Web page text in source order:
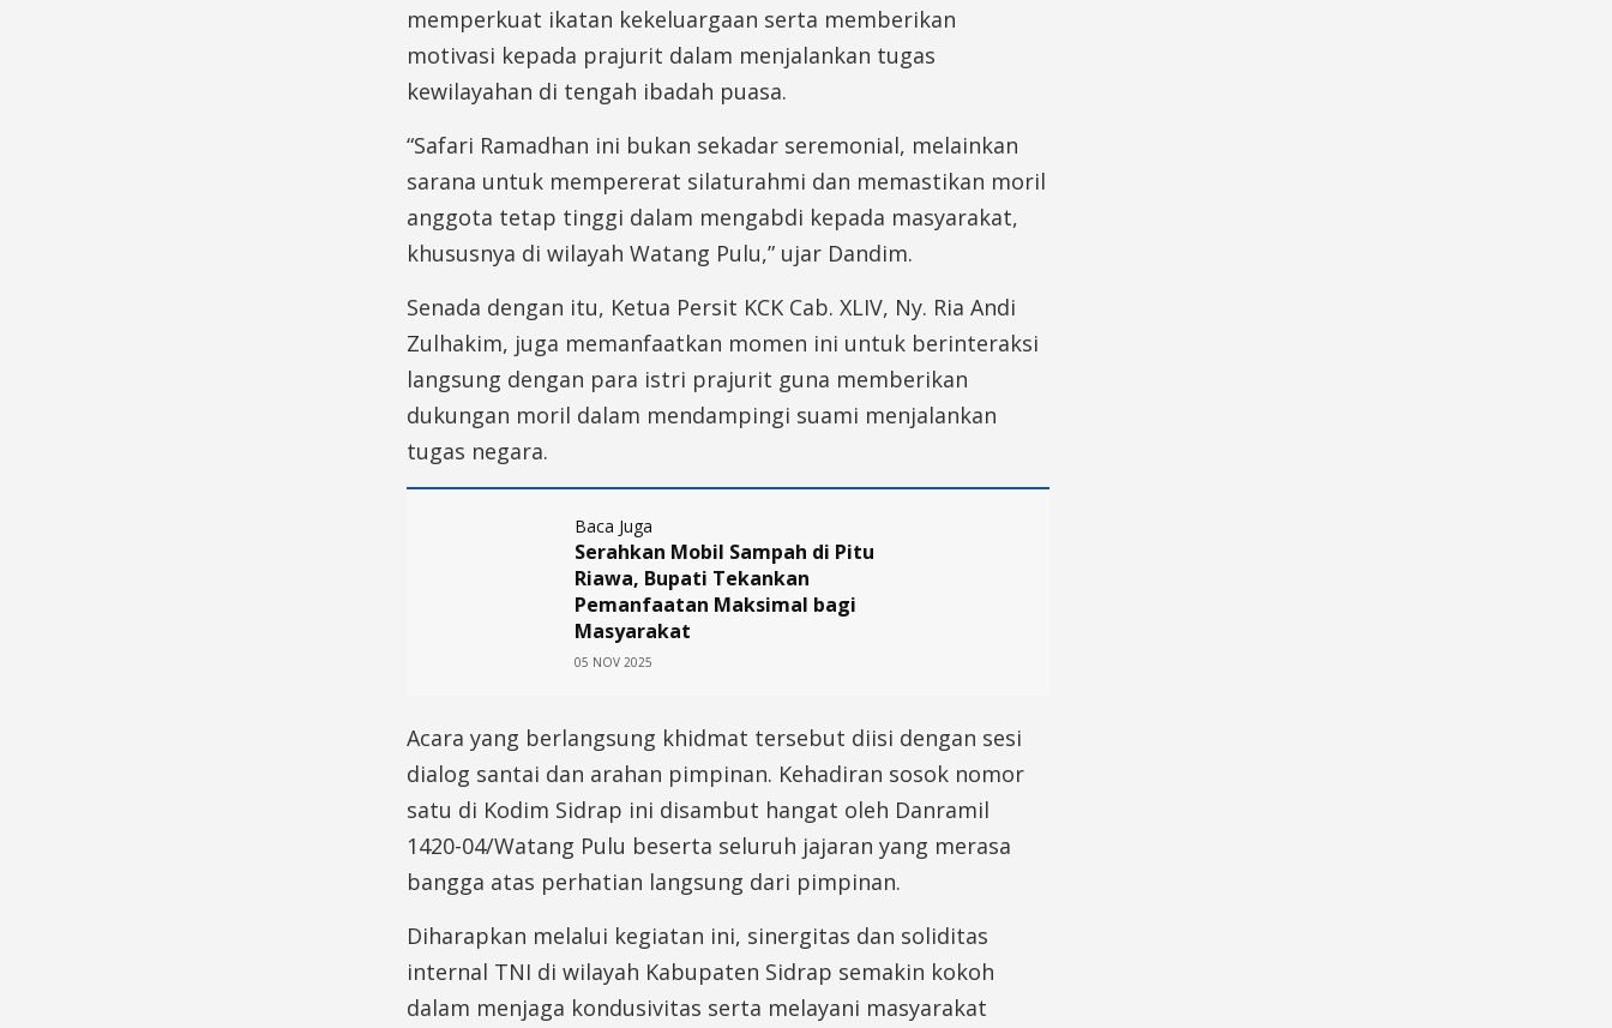
memperkuat ikatan kekeluargaan serta memberikan
motivasi kepada prajurit dalam menjalankan tugas
kewilayahan di tengah ibadah puasa.
“Safari Ramadhan ini bukan sekadar seremonial, melainkan
sarana untuk mempererat silaturahmi dan memastikan moril
anggota tetap tinggi dalam mengabdi kepada masyarakat,
khususnya di wilayah Watang Pulu,” ujar Dandim.
Senada dengan itu, Ketua Persit KCK Cab. XLIV, Ny. Ria Andi
Zulhakim, juga memanfaatkan momen ini untuk berinteraksi
langsung dengan para istri prajurit guna memberikan
dukungan moril dalam mendampingi suami menjalankan
tugas negara.
Baca Juga
Serahkan Mobil Sampah di Pitu
Riawa, Bupati Tekankan
Pemanfaatan Maksimal bagi
Masyarakat
05 NOV 2025
Acara yang berlangsung khidmat tersebut diisi dengan sesi
dialog santai dan arahan pimpinan. Kehadiran sosok nomor
satu di Kodim Sidrap ini disambut hangat oleh Danramil
1420-04/Watang Pulu beserta seluruh jajaran yang merasa
bangga atas perhatian langsung dari pimpinan.
Diharapkan melalui kegiatan ini, sinergitas dan soliditas
internal TNI di wilayah Kabupaten Sidrap semakin kokoh
dalam menjaga kondusivitas serta melayani masyarakat